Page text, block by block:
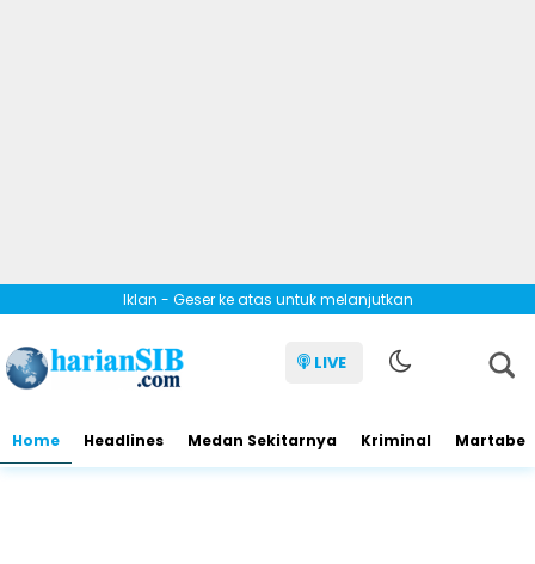
Iklan - Geser ke atas untuk melanjutkan
LIVE
Home Headlines Medan Sekitarnya Kriminal Martabe